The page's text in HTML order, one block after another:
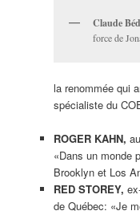
Claude
force de
la renommée qui
spécialiste du
ROGER KAHN,
«Dans un monde
Brooklyn et Los
RED STOREY,
de Québec: «Je